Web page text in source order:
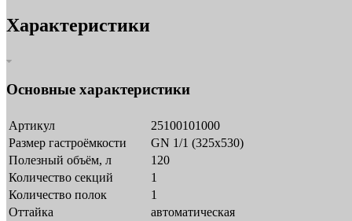
Характеристики
Основные характеристики
Артикул
25100101000
Размер гастроёмкости
GN 1/1 (325х530)
Полезный объём, л
120
Количество секций
1
Количество полок
1
Оттайка
автоматическая